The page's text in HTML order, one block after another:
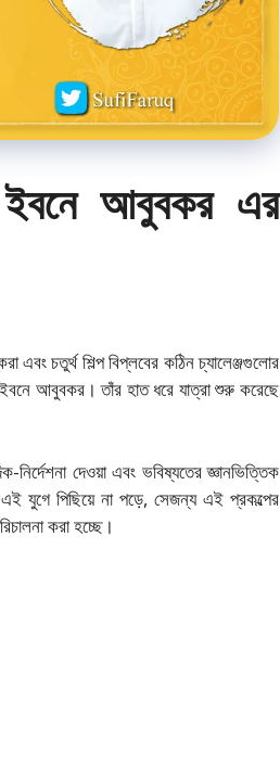
আবুবকর এর
চতুর্থ শিল্প বিপ্লবের কঠিন চ্যালেঞ্জগুলোর
আবুবকর। তাঁর হাত ধরে যাত্রা শুরু করেছে
দেওয়া এবং ভবিষ্যতের জ্ঞানভিত্তিক
যুগে পিছিয়ে না পড়ে, সেজন্য এই প্রকল্পের
করা হচ্ছে।